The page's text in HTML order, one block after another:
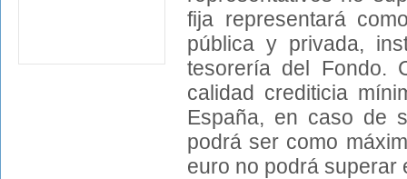
fija representará
pública y privada,
tesorería del Fondo.
calidad crediticia
España, en caso de
podrá ser como
euro no podrá superar